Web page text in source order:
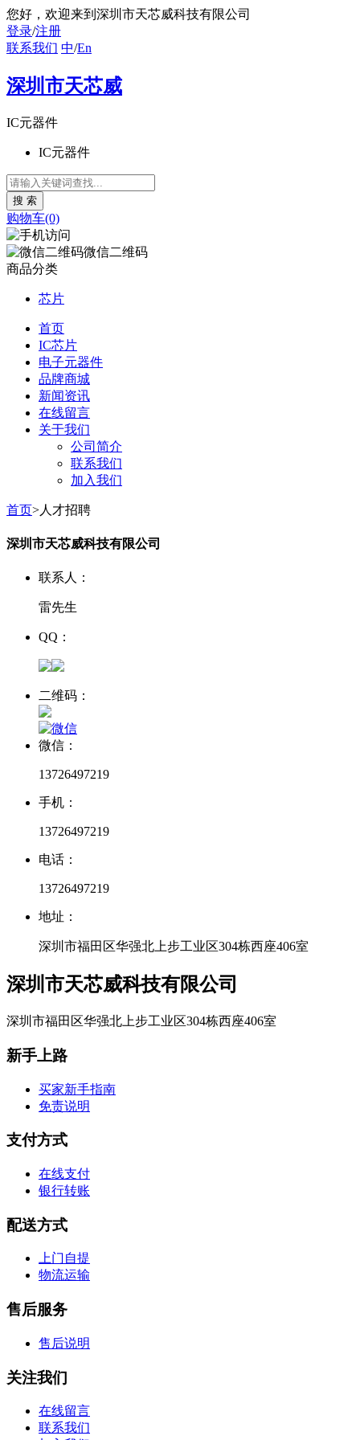
您好 ，欢迎来到深圳市天芯威科技有限公司
登录/注册
联系我们 中/En
深圳市天芯威
IC元器件
IC元器件
购物车(0)
微信二维码
商品分类
芯片
首页
IC芯片
电子元器件
品牌商城
新闻资讯
在线留言
关于我们
公司简介
联系我们
加入我们
首页>人才招聘
深圳市天芯威科技有限公司
联系人：
雷先生
QQ：
二维码：
微信：
13726497219
手机：
13726497219
电话：
13726497219
地址：
深圳市福田区华强北上步工业区304栋西座406室
深圳市天芯威科技有限公司
深圳市福田区华强北上步工业区304栋西座406室
新手上路
买家新手指南
免责说明
支付方式
在线支付
银行转账
配送方式
上门自提
物流运输
售后服务
售后说明
关注我们
在线留言
联系我们